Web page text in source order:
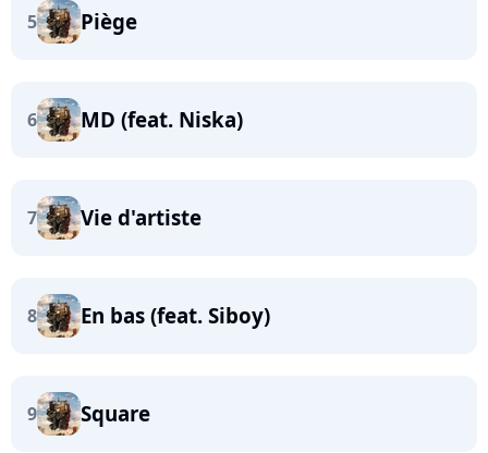
5 Piège
6 MD (feat. Niska)
7 Vie d'artiste
8 En bas (feat. Siboy)
9 Square